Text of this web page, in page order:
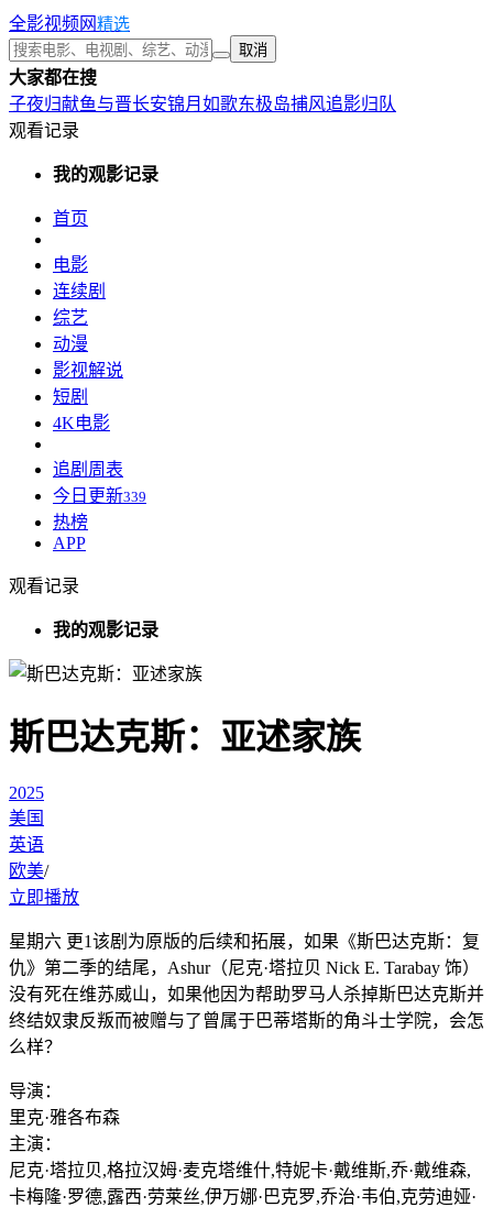
全影视频网精选
取消
大家都在搜
子夜归献鱼与晋长安锦月如歌东极岛捕风追影归队
观看记录
我的观影记录
首页
电影
连续剧
综艺
动漫
影视解说
短剧
4K电影
追剧周表
今日更新339
热榜
APP
观看记录
我的观影记录
斯巴达克斯：亚述家族
2025
美国
英语
欧美/
立即播放
星期六 更1该剧为原版的后续和拓展，如果《斯巴达克斯：复
仇》第二季的结尾，Ashur（尼克·塔拉贝 Nick E. Tarabay 饰）
没有死在维苏威山，如果他因为帮助罗马人杀掉斯巴达克斯并
终结奴隶反叛而被赠与了曾属于巴蒂塔斯的角斗士学院，会怎
么样？
导演：
里克·雅各布森
主演：
尼克·塔拉贝,格拉汉姆·麦克塔维什,特妮卡·戴维斯,乔·戴维森,
卡梅隆·罗德,露西·劳莱丝,伊万娜·巴克罗,乔治·韦伯,克劳迪娅·